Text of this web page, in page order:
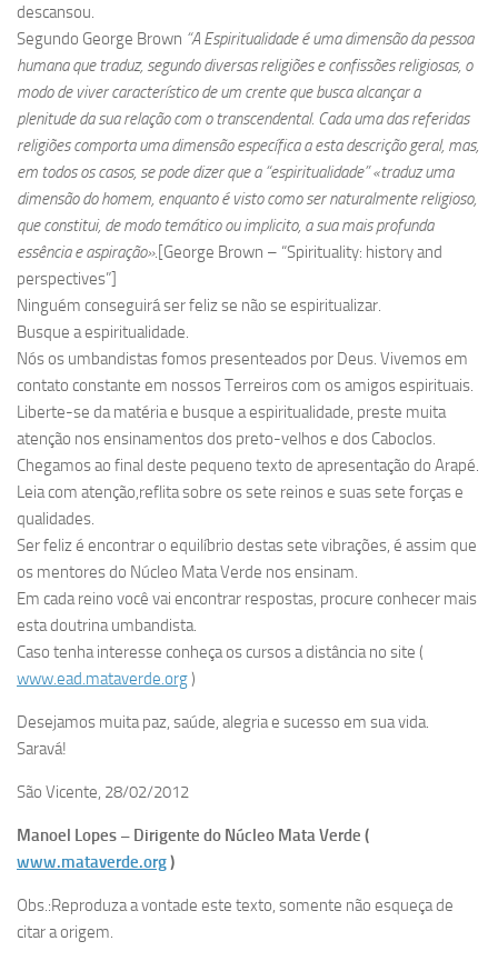
descansou.
Segundo George Brown “A Espiritualidade é uma dimensão da pessoa
humana que traduz, segundo diversas religiões e confissões religiosas, o
modo de viver característico de um crente que busca alcançar a
plenitude da sua relação com o transcendental. Cada uma das referidas
religiões comporta uma dimensão específica a esta descrição geral, mas,
em todos os casos, se pode dizer que a “espiritualidade” «traduz uma
dimensão do homem, enquanto é visto como ser naturalmente religioso,
que constitui, de modo temático ou implicito, a sua mais profunda
essência e aspiração».[George Brown – “Spirituality: history and
perspectives”]
Ninguém conseguirá ser feliz se não se espiritualizar.
Busque a espiritualidade.
Nós os umbandistas fomos presenteados por Deus. Vivemos em
contato constante em nossos Terreiros com os amigos espirituais.
Liberte-se da matéria e busque a espiritualidade, preste muita
atenção nos ensinamentos dos preto-velhos e dos Caboclos.
Chegamos ao final deste pequeno texto de apresentação do Arapé.
Leia com atenção,reflita sobre os sete reinos e suas sete forças e
qualidades.
Ser feliz é encontrar o equilíbrio destas sete vibrações, é assim que
os mentores do Núcleo Mata Verde nos ensinam.
Em cada reino você vai encontrar respostas, procure conhecer mais
esta doutrina umbandista.
Caso tenha interesse conheça os cursos a distância no site (
www.ead.mataverde.org )
Desejamos muita paz, saúde, alegria e sucesso em sua vida.
Saravá!
São Vicente, 28/02/2012
Manoel Lopes – Dirigente do Núcleo Mata Verde (
www.mataverde.org)
Obs.:Reproduza a vontade este texto, somente não esqueça de
citar a origem.